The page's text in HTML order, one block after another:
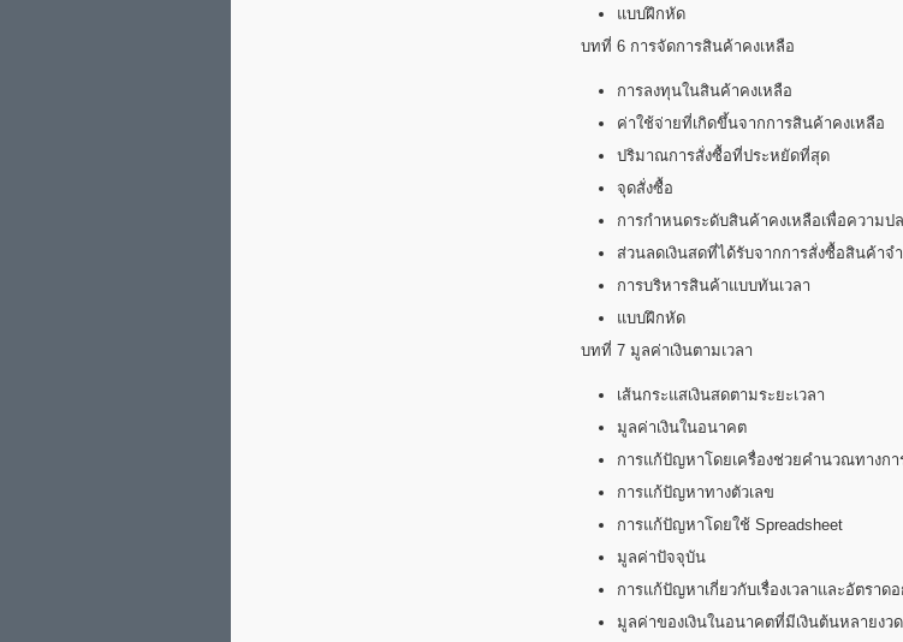
แบบฝึกหัด
บทที่ 6 การจัดการสินค้าคงเหลือ
การลงทุนในสินค้าคงเหลือ
ค่าใช้จ่ายที่เกิดขึ้นจากการสินค้าคงเหลือ
ปริมาณการสั่งซื้อที่ประหยัดที่สุด
จุดสั่งซื้อ
การกำหนดระดับสินค้าคงเหลือเพื่อความป
ส่วนลดเงินสดที่ได้รับจากการสั่งซื้อสินค้าจ
การบริหารสินค้าแบบทันเวลา
แบบฝึกหัด
บทที่ 7 มูลค่าเงินตามเวลา
เส้นกระแสเงินสดตามระยะเวลา
มูลค่าเงินในอนาคต
การแก้ปัญหาโดยเครื่องช่วยคำนวณทางกา
การแก้ปัญหาทางตัวเลข
การแก้ปัญหาโดยใช้ Spreadsheet
มูลค่าปัจจุบัน
การแก้ปัญหาเกี่ยวกับเรื่องเวลาและอัตราดอ
มูลค่าของเงินในอนาคตที่มีเงินต้นหลายงว